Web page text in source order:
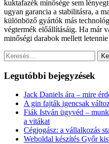
kuktafazék minősége sem
ugyan garancia a stabilitásra, a
különböző gyártók más
végtermék előállításáig. Ha már
minőségi darabok mellett
Keresés:
Legutóbbi bejegyzések
Jack Daniels ára – mire
A gin fajták igencsak
Fiák István ügyvéd –
a vitákat
Cégjogász: a vállalkozás
Weboldal készítés Győr